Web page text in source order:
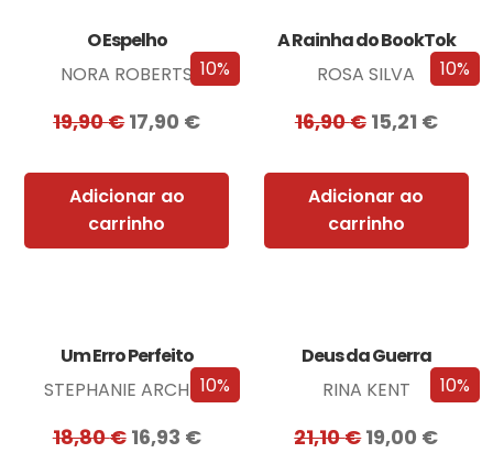
10%
O Espelho
NORA ROBERTS
19,90€17,90 €
Adicionar ao
carrinho
10%
A Rainha do BookTok
ROSA SILVA
16,90€ 15,21 €
Adicionar ao
carrinho
10%
Um Erro Perfeito
STEPHANIE ARCHER
18,80€ 16,93 €
10%
Deus da Guerra
RINA KENT
21,10€19,00 €